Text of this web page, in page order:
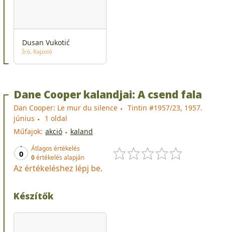
Dusan Vukotić
Író Rajzoló
Dane Cooper kalandjai: A csend fala
Dan Cooper: Le mur du silence
Tintin #1957/23, 1957.
június
1 oldal
Műfajok: akció kaland
0
Átlagos értékelés
0értékelés alapján
Az értékeléshez lépj be.
Készítők